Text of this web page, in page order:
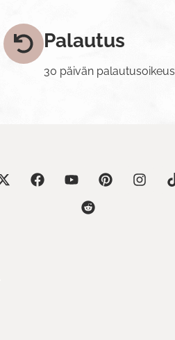
Palautus
30 päivän palautusoikeus